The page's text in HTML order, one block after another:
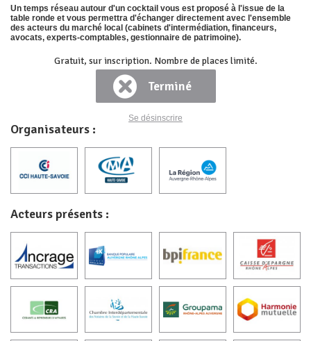
Un temps réseau autour d'un cocktail vous est proposé à l'issue de la
table ronde et vous permettra d'échanger directement avec l'ensemble
des acteurs du marché local (cabinets d'intermédiation, financeurs,
avocats, experts-comptables, gestionnaire de patrimoine).
Gratuit, sur inscription. Nombre de places limité.
Terminé
Se désinscrire
Organisateurs :
Acteurs présents :